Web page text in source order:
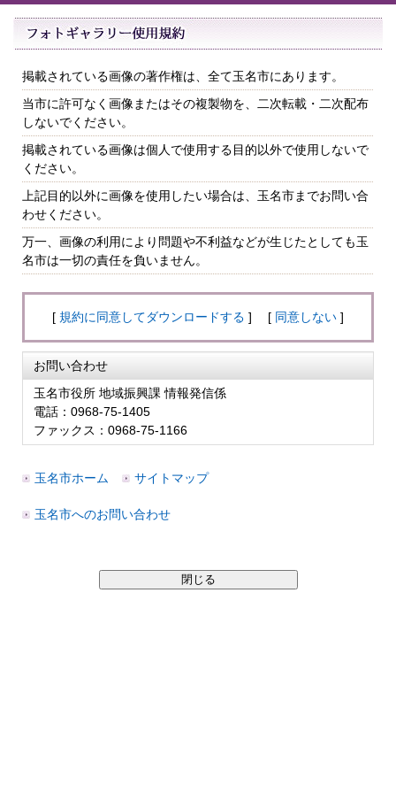
掲載されている画像の著作権は、全て玉名市にあります。
当市に許可なく画像またはその複製物を、二次転載・二次配布
しないでください。
掲載されている画像は個人で使用する目的以外で使用しないで
ください。
上記目的以外に画像を使用したい場合は、玉名市までお問い合
わせください。
万一、画像の利用により問題や不利益などが生じたとしても玉
名市は一切の責任を負いません。
[ 規約に同意してダウンロードする ] [ 同意しない ]
お問い合わせ
玉名市役所 地域振興課 情報発信係
電話：0968-75-1405
ファックス：0968-75-1166
玉名市ホーム サイトマップ
玉名市へのお問い合わせ